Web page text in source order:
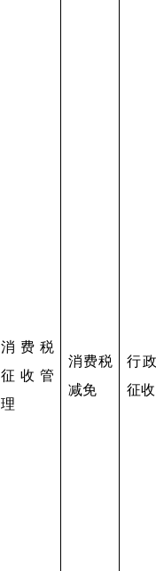
消费税
征收管
理
消费税
减免
行
征收